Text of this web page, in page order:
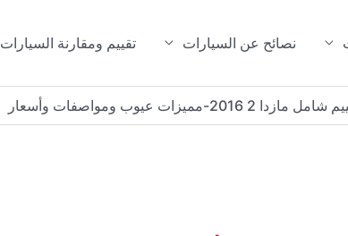
نصائح عن السيارات تقييم ومقارنة السيارات
مازدا 2 2016-مميزات عيوب ومواصفات وأسعار